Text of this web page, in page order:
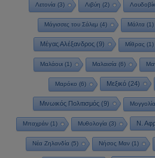
Λετονία (3) Λιβύη (2)
Μάγισσες του Σάλεμ (4) Μάλτα (1)
Μέγας Αλέξανδρος(9) Μίθρας (1)
Μαλάουι (1) Μαλαισία (6)
Μαρόκο (6) Μεξικό (24)
Μινωικός Πολιτισμός (9) Μογγολία
Μπαχρέιν(1) Μυθολογία(3) Ν.
Νέα Ζηλανδία (5) Νήσος Μαν (1)